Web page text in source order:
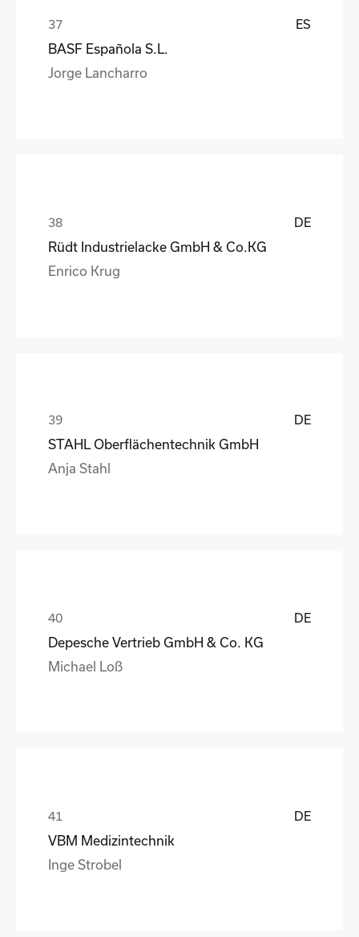
ES
BASF Española S.L.
Jorge Lancharro
DE
Rüdt Industrielacke GmbH & Co.KG
Enrico Krug
DE
STAHL Oberflächentechnik GmbH
Anja Stahl
DE
Depesche Vertrieb GmbH & Co. KG
Michael Loß
DE
VBM Medizintechnik
Inge Strobel